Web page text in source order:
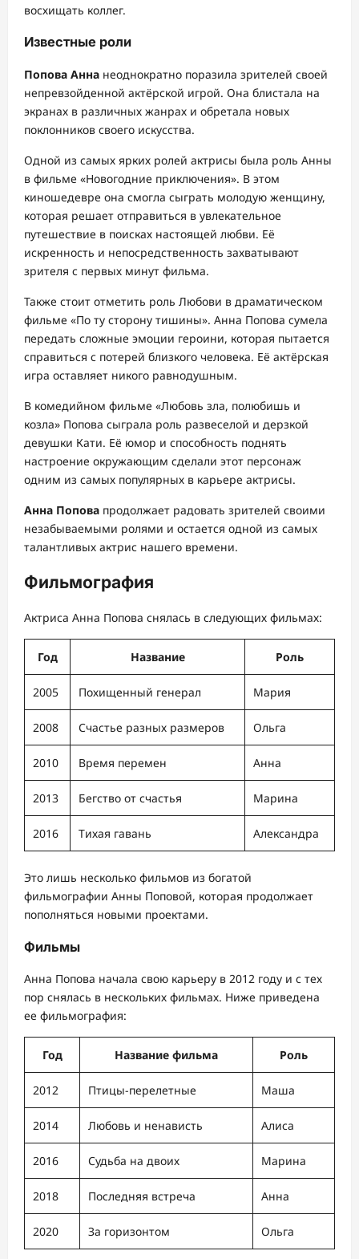
восхищать коллег.
Известные роли
Попова Анна неоднократно поразила зрителей своей
непревзойденной актёрской игрой. Она блистала на
экранах в различных жанрах и обретала новых
поклонников своего искусства.
Одной из самых ярких ролей актрисы была роль Анны
в фильме «Новогодние приключения». В этом
киношедевре она смогла сыграть молодую женщину,
которая решает отправиться в увлекательное
путешествие в поисках настоящей любви. Её
искренность и непосредственность захватывают
зрителя с первых минут фильма.
Также стоит отметить роль Любови в драматическом
фильме «По ту сторону тишины». Анна Попова сумела
передать сложные эмоции героини, которая пытается
справиться с потерей близкого человека. Её актёрская
игра оставляет никого равнодушным.
В комедийном фильме «Любовь зла, полюбишь и
козла» Попова сыграла роль развеселой и дерзкой
девушки Кати. Её юмор и способность поднять
настроение окружающим сделали этот персонаж
одним из самых популярных в карьере актрисы.
Анна Попова продолжает радовать зрителей своими
незабываемыми ролями и остается одной из самых
талантливых актрис нашего времени.
Фильмография
Актриса Анна Попова снялась в следующих фильмах:
Год Название Роль
2005 Похищенный генерал Мария
2008 Счастье разных размеров Ольга
2010 Время перемен Анна
2013 Бегство от счастья Марина
2016 Тихая гавань Александра
Это лишь несколько фильмов из богатой
фильмографии Анны Поповой, которая продолжает
пополняться новыми проектами.
Фильмы
Анна Попова начала свою карьеру в 2012 году и с тех
пор снялась в нескольких фильмах. Ниже приведена
ее фильмография:
Год Название фильма Роль
2012 Птицы-перелетные Маша
2014 Любовь и ненависть Алиса
2016 Судьба на двоих Марина
2018 Последняя встреча Анна
2020 За горизонтом Ольга